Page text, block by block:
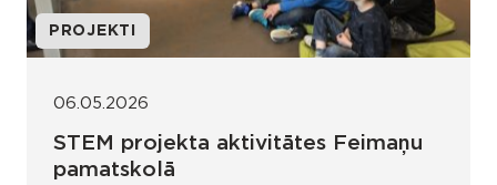
PROJEKTI
06.05.2026
STEM projekta aktivitātes Feimaņu
pamatskolā